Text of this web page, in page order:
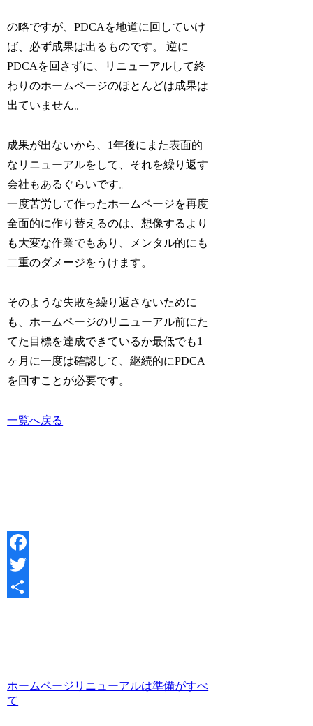
の略ですが、PDCAを地道に回していけ
ば、必ず成果は出るものです。 逆に
PDCAを回さずに、リニューアルして終
わりのホームページのほとんどは成果は
出ていません。
成果が出ないから、1年後にまた表面的
なリニューアルをして、それを繰り返す
会社もあるぐらいです。
一度苦労して作ったホームページを再度
全面的に作り替えるのは、想像するより
も大変な作業でもあり、メンタル的にも
二重のダメージをうけます。
そのような失敗を繰り返さないために
も、ホームページのリニューアル前にた
てた目標を達成できているか最低でも1
ヶ月に一度は確認して、継続的にPDCA
を回すことが必要です。
一覧へ戻る
Facebook
Twitter
ホームページリニューアルは準備がすべ
て